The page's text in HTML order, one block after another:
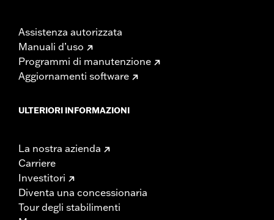
Assistenza autorizzata
Manuali d’uso
Programmi di manutenzione
Aggiornamenti software
ULTERIORI INFORMAZIONI
La nostra azienda
Carriere
Investitori
Diventa una concessionaria
Tour degli stabilimenti